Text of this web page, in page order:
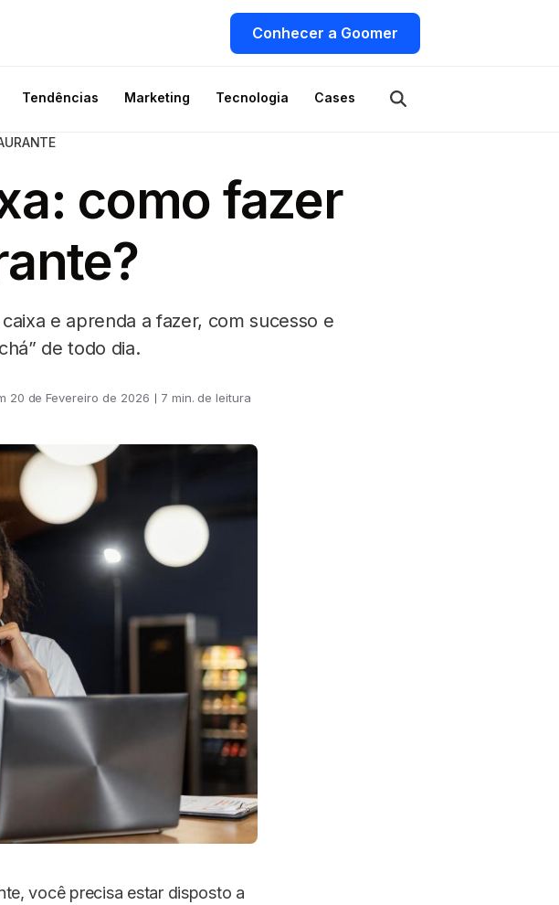
Conhecer a Goomer
Tendências Marketing Tecnologia Cases
como fazer
e aprenda a fazer, com sucesso e
de todo dia.
20 de Fevereiro de 2026 7 min. de leitura
você precisa estar disposto a